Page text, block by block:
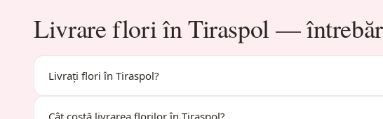
Livrare flori în Tiraspol —
Livrați flori în Tiraspol?
Cât costă livrarea florilor în Tiraspol?